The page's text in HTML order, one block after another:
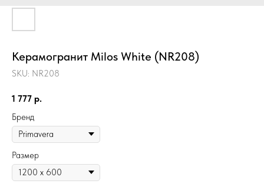
Керамогранит Milos White (NR208)
SKU: NR208
1 777 р.
Бренд
Размер